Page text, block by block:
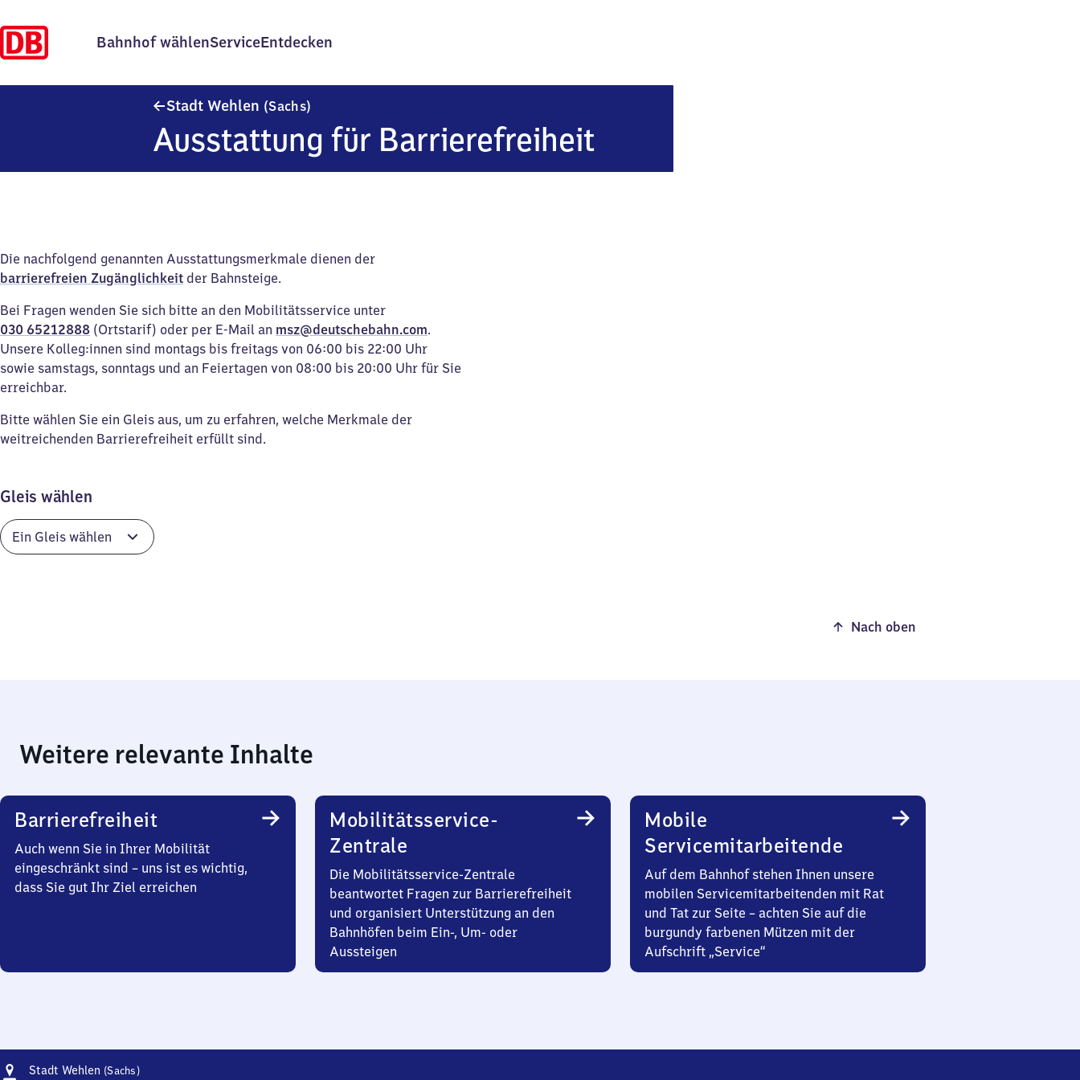
Bahnhof wählenServiceEntdecken
Stadt Wehlen (Sachs)
Ausstattung für Barrierefreiheit
Die nachfolgend genannten Ausstattungsmerkmale dienen der
barrierefreien Zugänglichkeit der Bahnsteige.
Bei Fragen wenden Sie sich bitte an den Mobilitätsservice unter
030 65212888 (Ortstarif) oder per E-Mail an msz@deutschebahn.com.
Unsere Kolleg:innen sind montags bis freitags von 06:00 bis 22:00 Uhr
sowie samstags, sonntags und an Feiertagen von 08:00 bis 20:00 Uhr für Sie
erreichbar.
Bitte wählen Sie ein Gleis aus, um zu erfahren, welche Merkmale der
weitreichenden Barrierefreiheit erfüllt sind.
Gleis wählen
Nach oben
Weitere relevante Inhalte
Barrierefreiheit
Auch wenn Sie in Ihrer Mobilität
eingeschränkt sind – uns ist es wichtig,
dass Sie gut Ihr Ziel erreichen
Mobilitätsservice-
Zentrale
Die Mobilitätsservice-Zentrale
beantwortet Fragen zur Barrierefreiheit
und organisiert Unterstützung an den
Bahnhöfen beim Ein-, Um- oder
Aussteigen
Mobile
Servicemitarbeitende
Auf dem Bahnhof stehen Ihnen unsere
mobilen Servicemitarbeitenden mit Rat
und Tat zur Seite – achten Sie auf die
burgundy farbenen Mützen mit der
Aufschrift „Service“
Adresse
Stadt Wehlen (Sachs)Stadt